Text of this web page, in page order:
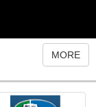
MORE